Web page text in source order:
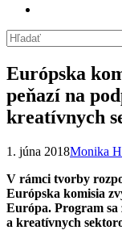
Európska
peňazí na
kreatívnych
1. júna 2018Monika
V rámci tvorby
Európska komisia
Európa. Program
a kreatívnych